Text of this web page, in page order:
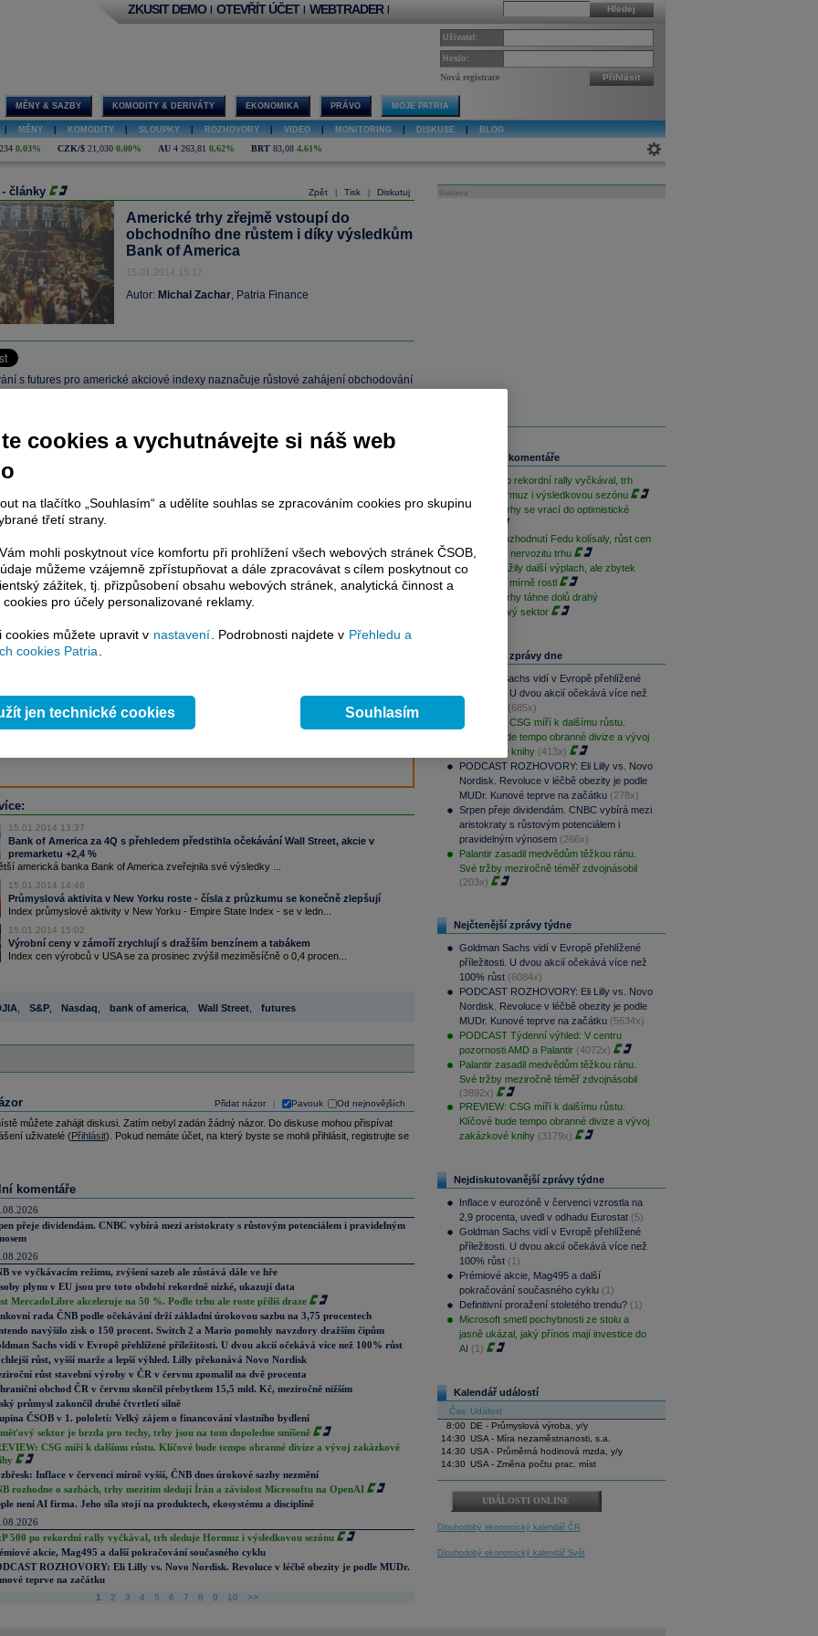
Hledej
ZKUSIT DEMO | OTEVŘÍT ÚČET | WEBTRADER |
Uživatel:
Heslo:
Nová registrace Přihlásit
MĚNY & SAZBY KOMODITY & DERIVÁTY EKONOMIKA PRÁVO MOJE PATRIA
MĚNY KOMODITY SLOUPKY ROZHOVORY VIDEO MONITORING DISKUSE BLOG
0,03% CZK/$ 21,030 0,00% AU 4 263,81 0,62% BRT 83,08 4,61%
Zpět Tisk Diskutuj
- články
Americké trhy zřejmě vstoupí do
obchodního dne růstem i díky výsledkům
Bank of America
15.01.2014 15:17
Autor: Michal Zachar, Patria Finance
s futures pro americké akciové indexy naznačuje růstové zahájení obchodování
Pluspřípadně uživatelům platformy Patria Direct. Pokud jste klientem
služeb, potom je nutné se
placeného informačního servisu získáte
kekompletnímu zpravodajství
bez jakýchkoliv omezení. Veškeré
komentáře a horké zprávy jsou
a v plné verzi.
mailovézpravodajství,dataz finančních trhů v reálném čase, kompletní
servis, rozsáhlédatabáze
prognózy
avaluace, ekonomickéfundamenty kalkulátory...více
15.01.2014 13:37
Bank of America za 4Q s přehledem předstihla očekávání Wall Street, akcie v
premarketu +2,4 %
americká banka Bank of America zveřejnila své výsledky ...
15.01.2014 14:46
Průmyslová aktivita v New Yorku roste - čísla z průzkumu se konečně zlepšují
Index průmyslové aktivity v New Yorku - Empire State Index - se v ledn...
15.01.2014 15:02
Výrobní ceny v zámoří zrychlují s dražším benzínem a tabákem
Index cen výrobců v USA se za prosinec zvýšil meziměsíčně o 0,4 procen...
S&P, Nasdaq bank of america, Wall Street, futures
Přidat názor Pavouk Od nejnovějších
můžete zahájit diskusi. Zatím nebyl zadán žádný názor. Do diskuse mohou přispívat
uživatelé (Přihlásit). Pokud nemáte účet, na který byste se mohli přihlásit, registrujte se
komentáře
přeje dividendám. CNBC vybírá mezi aristokraty s růstovým potenciálem i pravidelným
ve vyčkávacím režimu, zvýšení sazeb ale zůstává dále ve hře
plynu v EU jsou pro toto období rekordně nízké, ukazují data
MercadoLibre akceleruje na 50 %. Podle trhu ale roste příliš draze
rada ČNB podle očekávání drží základní úrokovou sazbu na 3,75 procentech
navýšilo zisk o 150 procent. Switch 2 a Mario pomohly navzdory dražším čipům
Sachs vidí v Evropě přehlížené příležitosti. U dvou akcií očekává více než 100% růst
růst, vyšší marže a lepší výhled. Lilly překonává Novo Nordisk
růst stavební výroby v ČR v červnu zpomalil na dvě procenta
obchod ČR v červnu skončil přebytkem 15,5 mld. Kč, meziročně nižším
průmysl zakončil druhé čtvrtletí silně
ČSOB v 1. pololetí: Velký zájem o financování vlastního bydlení
sektor je brzda pro techy, trhy jsou na tom dopoledne smíšeně
CSG míří k dalšímu růstu. Klíčové bude tempo obranné divize a vývoj zakázkové
Inflace v červenci mírně vyšší, ČNB dnes úrokové sazby nezmění
rozhodne o sazbách, trhy mezitím sledují Írán a závislost Microsoftu na OpenAI
není AI firma. Jeho síla stojí na produktech, ekosystému a disciplíně
500 po rekordní rally vyčkával, trh sleduje Hormuz i výsledkovou sezónu
akcie, Mag495 a další pokračování současného cyklu
ROZHOVORY: Eli Lilly vs. Novo Nordisk. Revoluce v léčbě obezity je podle MUDr.
teprve na začátku
1 2 3 4 5 6 7 8 9 10 >>
Reklama
Související komentáře
S&P 500 po rekordní rally vyčkával, trh
sleduje Hormuz i výsledkovou sezónu
Americké trhy se vrací do optimistické
Akcie po rozhodnutí Fedu kolísaly, růst cen
ropy zvýšil nervozitu trhu
AI akcie zažily další výplach, ale zbytek
Wall Street mírně rostl
Americké trhy táhne dolů drahý
polovodičový sektor
Nejčtenější zprávy dne
Goldman Sachs vidí v Evropě přehlížené
příležitosti. U dvou akcií očekává více než
(685x)
PREVIEW: CSG míří k dalšímu růstu.
Klíčové bude tempo obranné divize a vývoj
zakázkové knihy (413x)
PODCAST ROZHOVORY: Eli Lilly vs. Novo
Nordisk. Revoluce v léčbě obezity je podle
MUDr. Kunové teprve na začátku (278x)
Srpen přeje dividendám. CNBC vybírá mezi
aristokraty s růstovým potenciálem i
pravidelným výnosem (266x)
Palantir zasadil medvědům těžkou ránu.
Své tržby meziročně téměř zdvojnásobil
(203x)
Nejčtenější zprávy týdne
Goldman Sachs vidí v Evropě přehlížené
příležitosti. U dvou akcií očekává více než
100% růst (6084x)
PODCAST ROZHOVORY: Eli Lilly vs. Novo
Nordisk. Revoluce v léčbě obezity je podle
MUDr. Kunové teprve na začátku (5634x)
PODCAST Týdenní výhled: V centru
pozornosti AMD a Palantir (4072x)
Palantir zasadil medvědům těžkou ránu.
Své tržby meziročně téměř zdvojnásobil
(3892x)
PREVIEW: CSG míří k dalšímu růstu.
Klíčové bude tempo obranné divize a vývoj
zakázkové knihy (3179x)
Nejdiskutovanější zprávy týdne
Inflace v eurozóně v červenci vzrostla na
2,9 procenta, uvedl v odhadu Eurostat (5)
Goldman Sachs vidí v Evropě přehlížené
příležitosti. U dvou akcií očekává více než
100% růst (1)
Prémiové akcie, Mag495 a další
pokračování současného cyklu (1)
Definitivní proražení stoletého trendu? (1)
Microsoft smetl pochybnosti ze stolu a
jasně ukázal, jaký přínos mají investice do
AI (1)
Kalendář událostí
Čas Událost
8:00
DE - Průmyslová výroba, y/y
14:30 USA - Míra nezaměstnanosti, s.a.
14:30 USA - Průměrná hodinová mzda, y/y
14:30 USA - Změna počtu prac. míst
UDÁLOSTI ONLINE
Dlouhodobý ekonomický kalendář ČR
Dlouhodobý ekonomický kalendář Svět
cookies a vychutnávejte si náš web
na tlačítko „Souhlasím“ a udělíte souhlas se zpracováním cookies pro skupinu
třetí strany.
mohli poskytnout více komfortu při prohlížení všech webových stránek ČSOB,
můžeme vzájemně zpřístupňovat a dále zpracovávat s cílem poskytnout co
zážitek, tj. přizpůsobení obsahu webových stránek, analytická činnost a
pro účely personalizované reklamy.
cookies můžete upravit v nastavení . Podrobnosti najdete v Přehledu a
cookies Patria
jen technické cookies Souhlasím